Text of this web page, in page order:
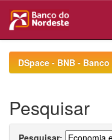
navigationDSpace - BNB -
Pesquisar
Pesquisar: